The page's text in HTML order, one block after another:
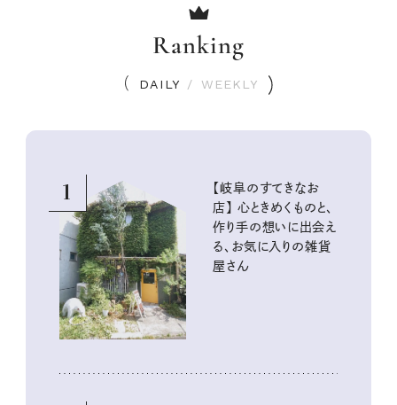
Ranking
DAILY / WEEKLY
1
【岐阜のすてきなお
店】 心ときめくものと、
作り手の想いに出会え
る、お気に入りの雑貨
屋さん